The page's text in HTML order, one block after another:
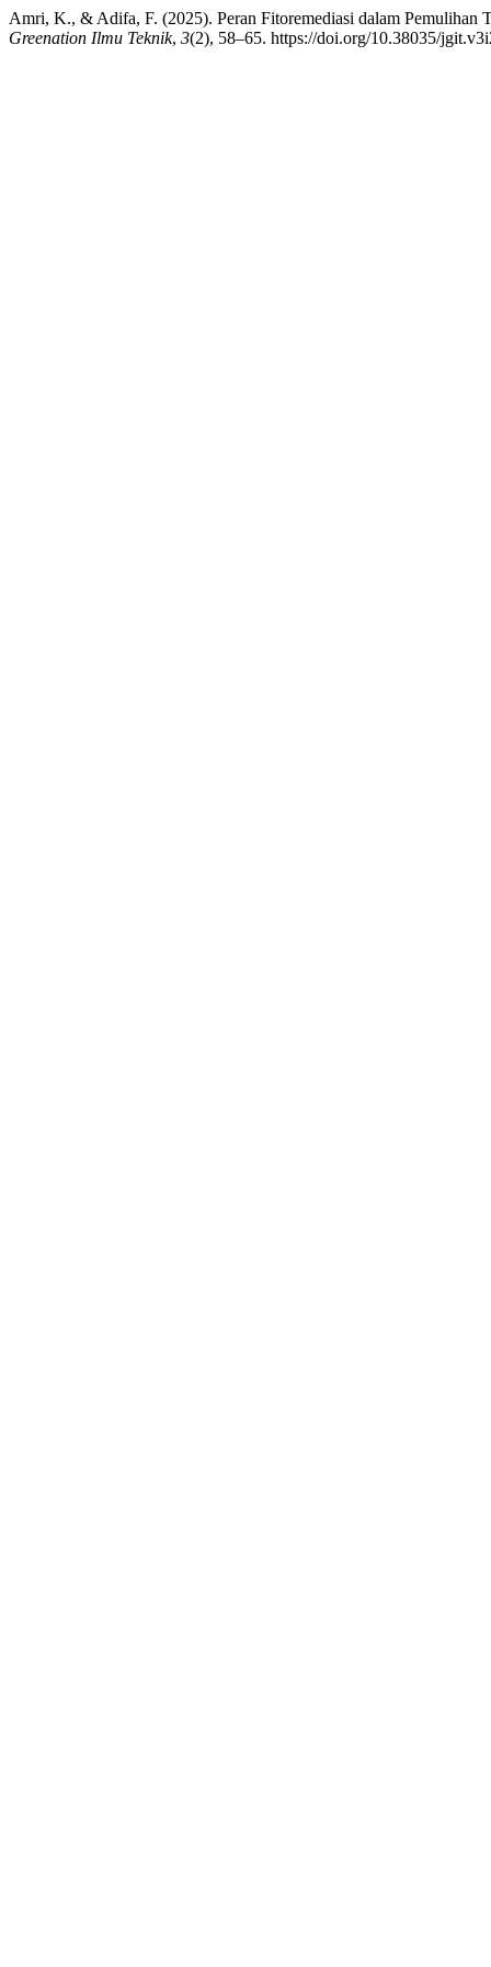
Amri, K., & Adifa, F. (2025). Peran Fitoremediasi dalam Pemulihan
Greenation Ilmu Teknik, 3(2), 58–65. https://doi.org/10.38035/